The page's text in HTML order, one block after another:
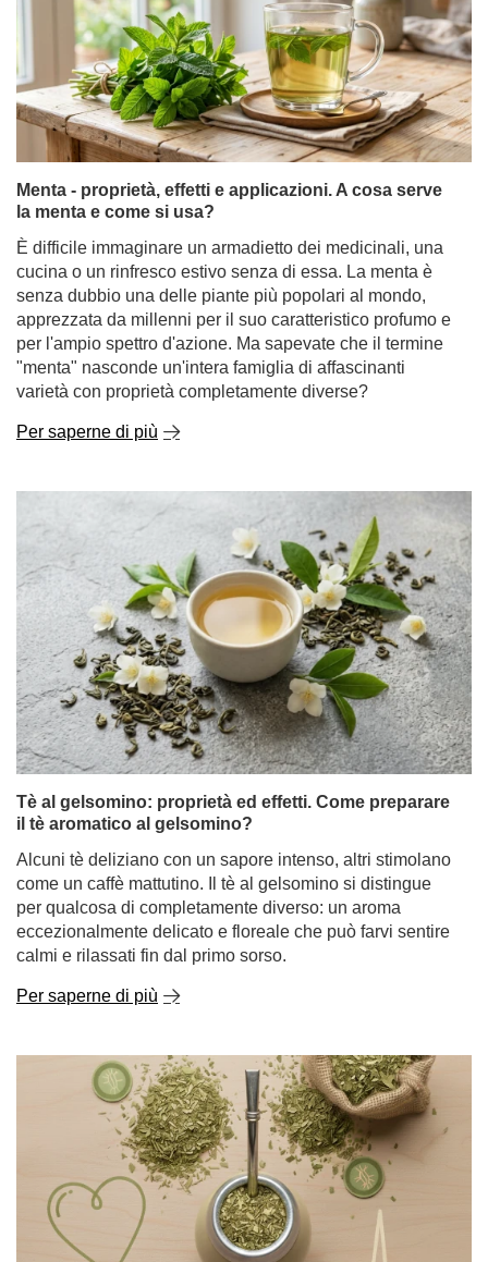
Menta - proprietà, effetti e applicazioni. A cosa serve
la menta e come si usa?
È difficile immaginare un armadietto dei medicinali, una
cucina o un rinfresco estivo senza di essa. La menta è
senza dubbio una delle piante più popolari al mondo,
apprezzata da millenni per il suo caratteristico profumo e
per l'ampio spettro d'azione. Ma sapevate che il termine
"menta" nasconde un'intera famiglia di affascinanti
varietà con proprietà completamente diverse?
Per saperne di più
Tè al gelsomino: proprietà ed effetti. Come preparare
il tè aromatico al gelsomino?
Alcuni tè deliziano con un sapore intenso, altri stimolano
come un caffè mattutino. Il tè al gelsomino si distingue
per qualcosa di completamente diverso: un aroma
eccezionalmente delicato e floreale che può farvi sentire
calmi e rilassati fin dal primo sorso.
Per saperne di più